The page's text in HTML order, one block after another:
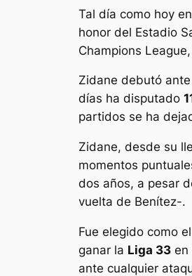
Tal día como hoy
honor del Estadio
Champions
Zidane debutó
días ha disputado
partidos se ha
Zidane, desde su
momentos
dos años, a pesar
vuelta de Benítez-.
Fue elegido como
ganar la Liga 33 en
ante cualquier